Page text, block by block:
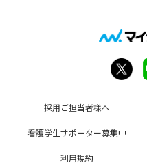
採用ご担当者様へ
看護学生サポーター募集中
利用規約